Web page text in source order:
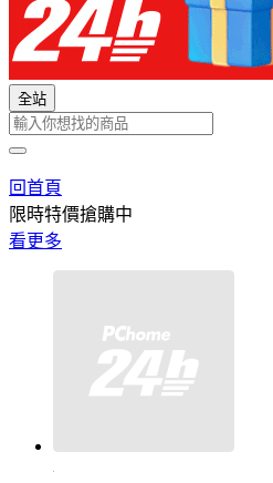
全站
回首頁
限時特價搶購中
看更多